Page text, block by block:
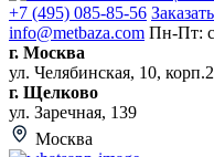
+7 (495) 085-85-56
info@metbaza.com Пн-Пт:
г. Москва
ул. Челябинская, 10, корп.2
г. Щелково
ул. Заречная, 139
Москва